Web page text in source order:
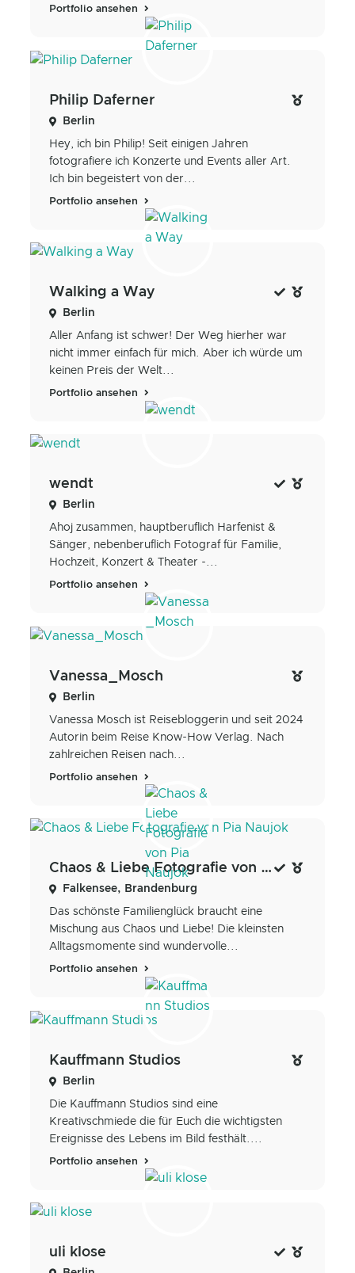
Portfolio ansehen
Philip Daferner
Berlin
Hey, ich bin Philip! Seit einigen Jahren
fotografiere ich Konzerte und Events aller Art.
Ich bin begeistert von der...
Portfolio ansehen
Walking a Way
Berlin
Aller Anfang ist schwer! Der Weg hierher war
nicht immer einfach für mich. Aber ich würde um
keinen Preis der Welt...
Portfolio ansehen
wendt
Berlin
Ahoj zusammen, hauptberuflich Harfenist &
Sänger, nebenberuflich Fotograf für Familie,
Hochzeit, Konzert & Theater -...
Portfolio ansehen
Vanessa_Mosch
Berlin
Vanessa Mosch ist Reisebloggerin und seit 2024
Autorin beim Reise Know-How Verlag. Nach
zahlreichen Reisen nach...
Portfolio ansehen
Chaos & Liebe Fotografie von Pia Naujok
Falkensee, Brandenburg
Das schönste Familienglück braucht eine
Mischung aus Chaos und Liebe! Die kleinsten
Alltagsmomente sind wundervolle...
Portfolio ansehen
Kauffmann Studios
Berlin
Die Kauffmann Studios sind eine
Kreativschmiede die für Euch die wichtigsten
Ereignisse des Lebens im Bild festhält....
Portfolio ansehen
uli klose